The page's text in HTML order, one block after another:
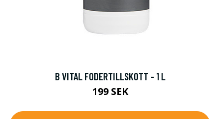
B VITAL FODERTILLSKOTT - 1 L
199 SEK